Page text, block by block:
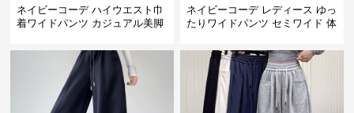
ネイビーコーデ ハイウエスト巾
着ワイドパンツ カジュアル美脚
ネイビーコーデ レディース ゆっ
たりワイドパンツ セミワイド 体